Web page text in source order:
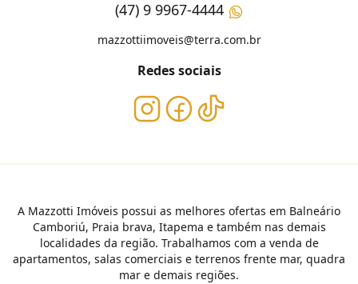
(47) 9 9967-4444
mazzottiimoveis@terra.com.br
Redes sociais
A Mazzotti Imóveis possui as melhores ofertas em Balneário
Camboriú, Praia brava, Itapema e também nas demais
localidades da região. Trabalhamos com a venda de
apartamentos, salas comerciais e terrenos frente mar, quadra
mar e demais regiões.